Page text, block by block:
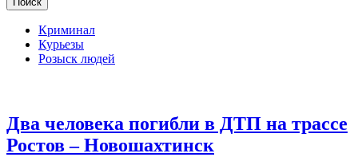
Криминал
Курьезы
Розыск людей
Два человека погибли в ДТП на трассе
Ростов – Новошахтинск